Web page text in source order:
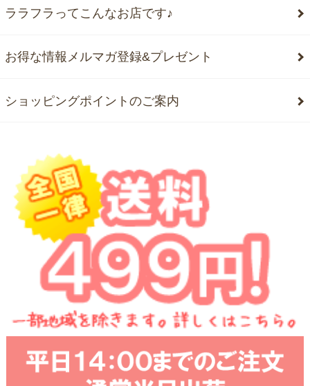
ララフラってこんなお店です♪
お得な情報メルマガ登録&プレゼント
ショッピングポイントのご案内